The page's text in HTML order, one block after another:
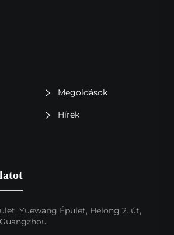
Megoldások
Hírek
Yuewang Épület, Helong 2. út,